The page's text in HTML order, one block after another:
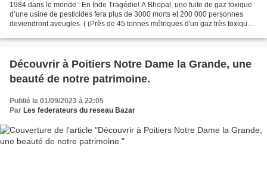
1984 dans le monde : En Inde Tragédie! A Bhopal, une fuite de gaz toxique
d’une usine de pesticides fera plus de 3000 morts et 200 000 personnes
deviendront aveugles. ( (Près de 45 tonnes métriques d'un gaz très toxique,
Découvrir à Poitiers Notre Dame la Grande, une
beauté de notre patrimoine.
Publié le 01/09/2023 à 22:05
Par Les federateurs du reseau Bazar